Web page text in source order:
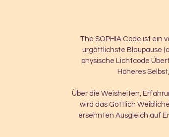
The SOPHIA Code ist ein
urgöttlichste Blaupause
physische Lichtcode
Höheres
Über die Weisheiten,
wird das Göttlich
ersehnten Ausgleich auf